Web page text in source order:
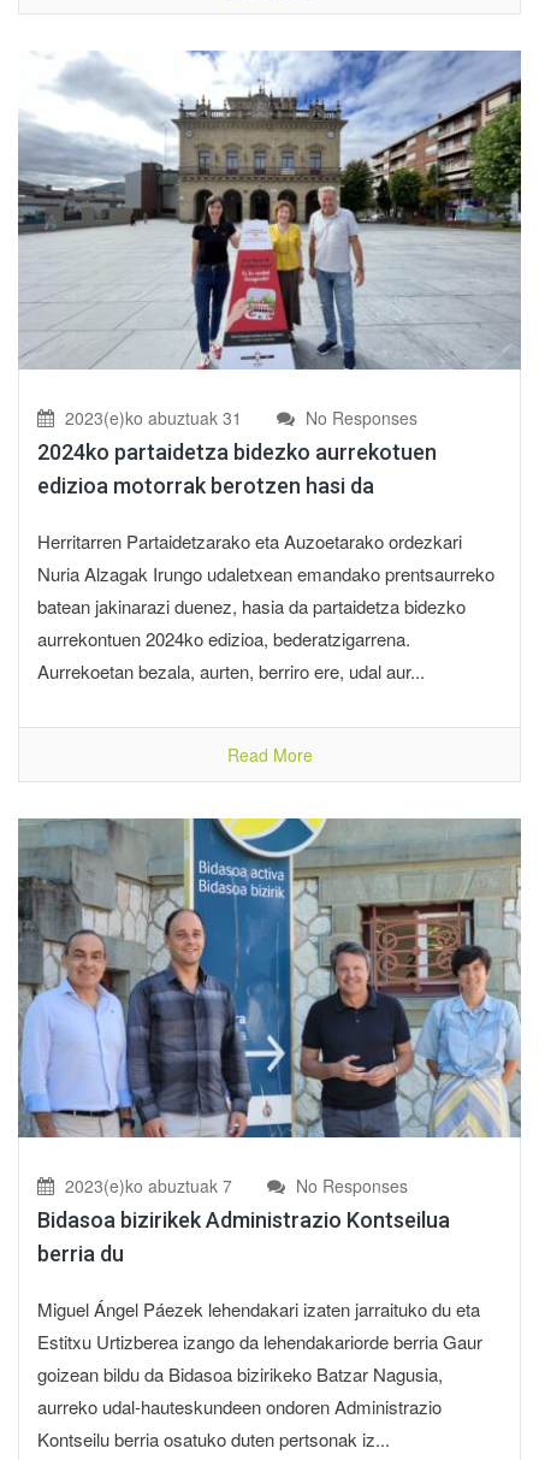
2023(e)ko abuztuak 31 No Responses
2024ko partaidetza bidezko aurrekotuen
edizioa motorrak berotzen hasi da
Herritarren Partaidetzarako eta Auzoetarako ordezkari
Nuria Alzagak Irungo udaletxean emandako prentsaurreko
batean jakinarazi duenez, hasia da partaidetza bidezko
aurrekontuen 2024ko edizioa, bederatzigarrena.
Aurrekoetan bezala, aurten, berriro ere, udal aur...
Read More
2023(e)ko abuztuak 7 No Responses
Bidasoa bizirikek Administrazio Kontseilua
berria du
Miguel Ángel Páezek lehendakari izaten jarraituko du eta
Estitxu Urtizberea izango da lehendakariorde berria Gaur
goizean bildu da Bidasoa bizirikeko Batzar Nagusia,
aurreko udal-hauteskundeen ondoren Administrazio
Kontseilu berria osatuko duten pertsonak iz...